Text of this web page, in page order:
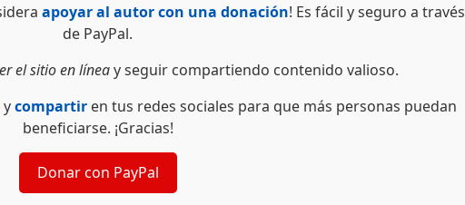
apoyar al autor con una donación! Es fácil y seguro a través
de PayPal.
el sitio en líneay seguir compartiendo contenido valioso.
ycompartiren tus redes sociales para que más personas puedan
beneficiarse. ¡Gracias!
Donar con PayPal